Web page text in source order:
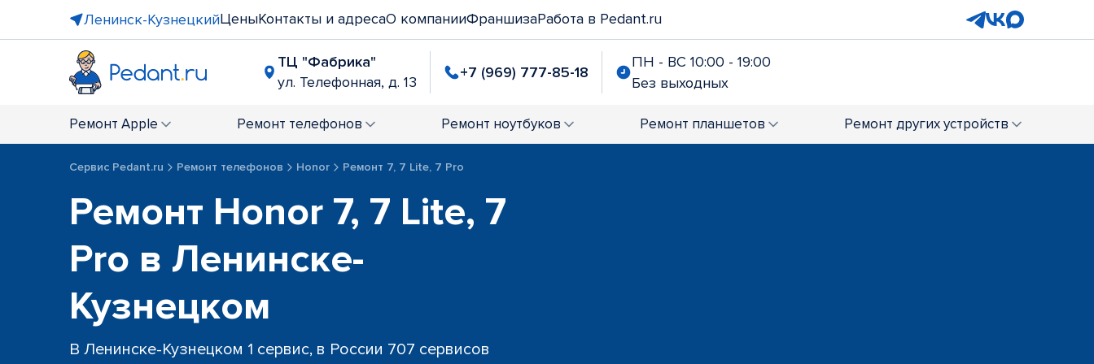
Ленинск-КузнецкийЦеныКонтакты и адресаО компанииФраншизаРабота в Pedant.ru
ТЦ "Фабрика"
ул. Телефонная, д. 13
+7 (969) 777-85-18
ПН - ВС 10:00 - 19:00
Без выходных
Ремонт Apple Ремонт телефонов Ремонт ноутбуков Ремонт планшетов Ремонт других устройств
Сервис Pedant.ru Ремонт телефонов Honor Ремонт 7, 7 Lite, 7 Pro
Ремонт Honor 7, 7 Lite, 7
Pro в Ленинске-
Кузнецком
В Ленинске-Кузнецком 1 сервис, в России 707 сервисов